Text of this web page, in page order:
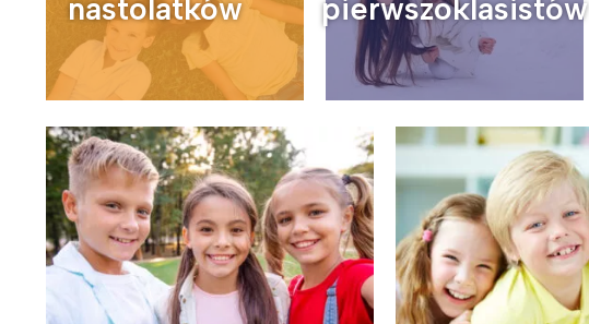
nastolatków
pierwszoklasistów